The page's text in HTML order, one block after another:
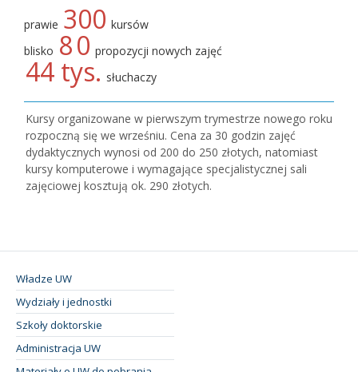
prawie 300 kursów
blisko 80 propozycji nowych zajęć
44 tys. słuchaczy
Kursy organizowane w pierwszym trymestrze nowego roku
rozpoczną się we wrześniu. Cena za 30 godzin zajęć
dydaktycznych wynosi od 200 do 250 złotych, natomiast
kursy komputerowe i wymagające specjalistycznej sali
zajęciowej kosztują ok. 290 złotych.
Władze UW
Wydziały i jednostki
Szkoły doktorskie
Administracja UW